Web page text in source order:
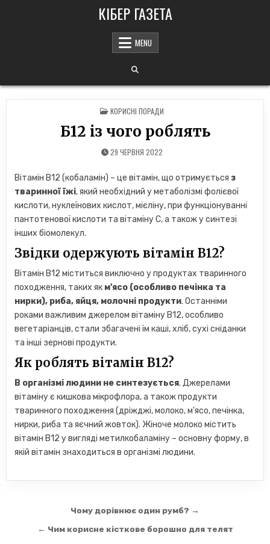
КІБЕР ГАЗЕТА
MENU
POSTED
IN
КОРИСНІ ПОРАДИ
Б12 із чого роблять
29 ЧЕРВНЯ 2022
Вітамін B12 (кобаламін) – це вітамін, що отримуєтьсяз
тваринної їжі, який необхідний у метаболізмі фолієвої
кислоти, нуклеїнових кислот, мієліну, при функціонуванні
пантотенової кислоти та вітаміну С, а також у синтезі
інших біомолекул.
Звідки одержують вітамін В12?
Вітамін В12 міститься виключно у продуктах тваринного
походження, таких як м'ясо (особливо печінка та
нирки), риба, яйця, молочні продукти. Останніми
роками важливим джерелом вітаміну В12, особливо
вегетаріанців, стали збагачені їм каші, хліб, сухі сніданки
та інші зернові продукти.
Як роблять вітамін В12?
В організмі людини не синтезується. Джерелами
вітаміну є кишкова мікрофлора, а також продукти
тваринного походження (дріжджі, молоко, м'ясо, печінка,
нирки, риба та яєчний жовток). Жіноче молоко містить
вітамін В12 у вигляді метилкобаламіну – основну форму, в
якій вітамін знаходиться в організмі людини.
Навігація
записів
Чому дорівнює один румб? →
← Чим корисне кісткове борошно для телят